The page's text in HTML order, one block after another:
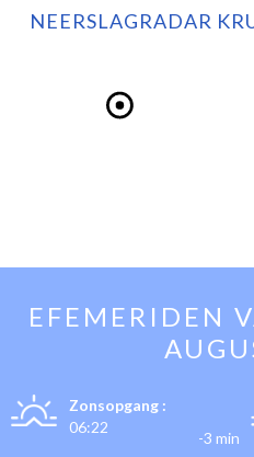
NEERSLAGRADAR
EFEMERIDEN
Zonsopgang :
06:22
-3 min